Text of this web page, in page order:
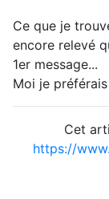
Ce que je
encore relevé
1er message...
Moi je
Cet
https://